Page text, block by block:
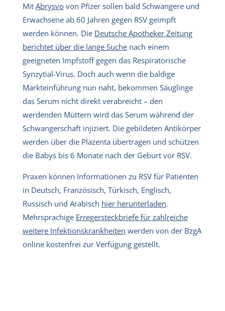
Mit Abrysvo von Pfizer sollen bald Schwangere und
Erwachsene ab 60 Jahren gegen RSV geimpft
werden können. Die Deutsche Apotheker Zeitung
berichtet über die lange Suche nach einem
geeigneten Impfstoff gegen das Respiratorische
Synzytial-Virus. Doch auch wenn die baldige
Markteinführung nun naht, bekommen Säuglinge
das Serum nicht direkt verabreicht – den
werdenden Müttern wird das Serum während der
Schwangerschaft injiziert. Die gebildeten Antikörper
werden über die Plazenta übertragen und schützen
die Babys bis 6 Monate nach der Geburt vor RSV.
Praxen können Informationen zu RSV für Patienten
in Deutsch, Französisch, Türkisch, Englisch,
Russisch und Arabisch hier herunterladen.
Mehrsprachige Erregersteckbriefe für zahlreiche
weitere Infektionskrankheiten werden von der BzgA
online kostenfrei zur Verfügung gestellt.